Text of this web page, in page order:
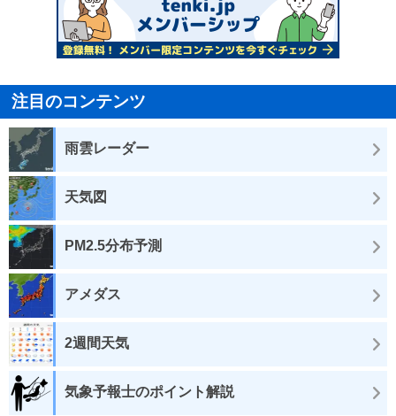
注目のコンテンツ
雨雲レーダー
天気図
PM2.5分布予測
アメダス
2週間天気
気象予報士のポイント解説